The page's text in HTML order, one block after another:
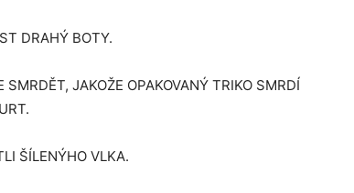
DRAHÝ BOTY.
JAKOŽE OPAKOVANÝ TRIKO SMRDÍ
ŠÍLENÝHO VLKA.